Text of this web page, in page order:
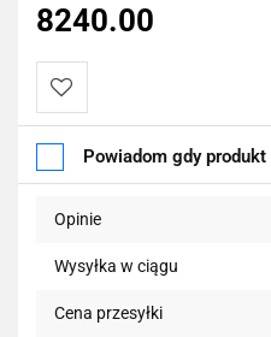
8240.00
Do
przechowalni
Powiadom gdy
Opinie
Wysyłka w ciągu
Cena przesyłki